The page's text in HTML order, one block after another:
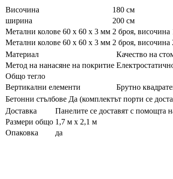
Височина
180 см
ширина
200 см
Метални колове 60 х 60 х 3 мм 2 броя, височина
Метални колове 60 х 60 х 3 мм 2 броя, височина
Материал
Качество на
Метод на нанасяне на покритие
Общо тегло
Вертикални елементи
Брутно
Бетонни стълбове Да (комплектът порти се
Доставка
Панелите се доставят с помощта
Размери общо 1,7 м х 2,1 м
Опаковка
да